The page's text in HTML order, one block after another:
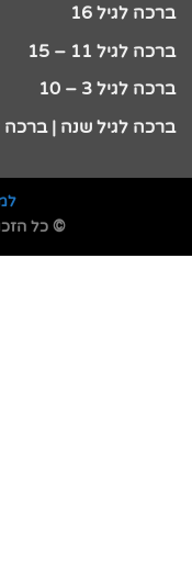
ברכה לגיל 16
ברכה לגיל 11 – 15
ברכה לגיל 3 – 10
ברכה לגיל שנה | ברכה
© כל